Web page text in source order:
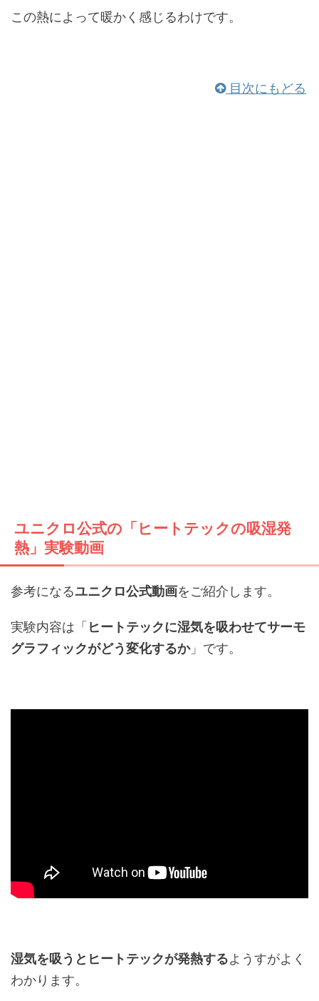
この熱によって暖かく感じるわけです。
目次にもどる
ユニクロ公式の「ヒートテックの吸湿発
熱」実験動画
参考になるユニクロ公式動画をご紹介します。
実験内容は「 ヒートテックに湿気を吸わせてサーモ
グラフィックがどう変化するか」です。
湿気を吸うとヒートテックが発熱するようすがよく
わかります。